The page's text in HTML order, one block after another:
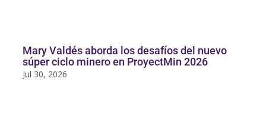
Mary Valdés aborda los desafíos del nuevo
súper ciclo minero en ProyectMin 2026
Jul 30, 2026